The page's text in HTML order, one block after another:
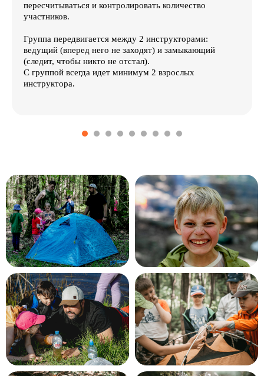
пересчитываться и контролировать количество
участников.
Группа передвигается между 2 инструкторами:
ведущий (вперед него не заходят) и замыкающий
(следит, чтобы никто не отстал).
С группой всегда идет минимум 2 взрослых
инструктора.